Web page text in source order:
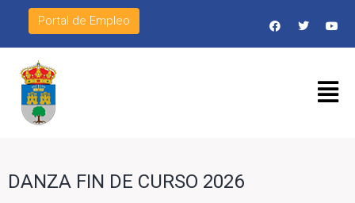
Portal de Empleo
DANZA FIN DE CURSO 2026